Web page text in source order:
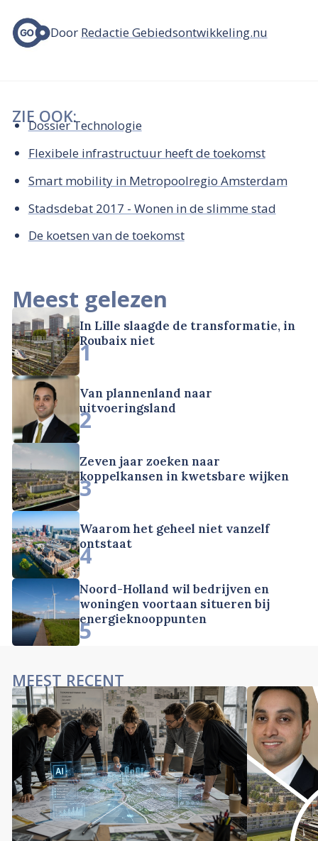
Door Redactie Gebiedsontwikkeling.nu
ZIE OOK:
Dossier Technologie
Flexibele infrastructuur heeft de toekomst
Smart mobility in Metropoolregio Amsterdam
Stadsdebat 2017 - Wonen in de slimme stad
De koetsen van de toekomst
Meest gelezen
In Lille slaagde de transformatie, in
Roubaix niet
1
Van plannenland naar
uitvoeringsland
2
Zeven jaar zoeken naar
koppelkansen in kwetsbare wijken
3
Waarom het geheel niet vanzelf
ontstaat
4
Noord-Holland wil bedrijven en
woningen voortaan situeren bij
energieknooppunten
5
MEEST RECENT